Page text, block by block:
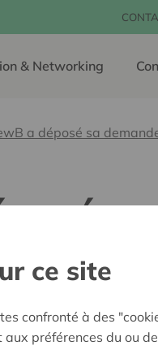
& Networking
a déposé sa
février 2019
coopérative citoyenne
ce site
confronté à des
préférences du ou